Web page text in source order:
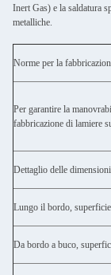
Inert Gas) e la saldatura
metalliche.
Norme per la
Per garantire la
fabbricazione di lamiere
Dettaglio delle dimensioni
Lungo il bordo,
Da bordo a buco,